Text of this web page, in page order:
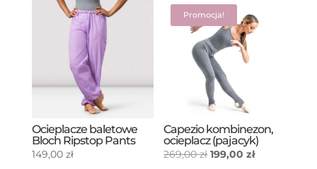
Ocieplacze baletowe
Bloch Ripstop Pants
149,00 zł
Promocja!
Capezio kombinezon,
ocieplacz (pajacyk)
269,00zł Pierwotna
199,00złAktualna